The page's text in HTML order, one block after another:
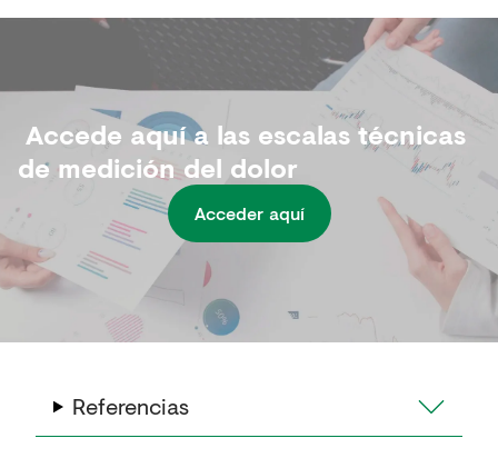
Accede aquí a las escalas técnicas
de medición del dolor
Acceder aquí
Referencias